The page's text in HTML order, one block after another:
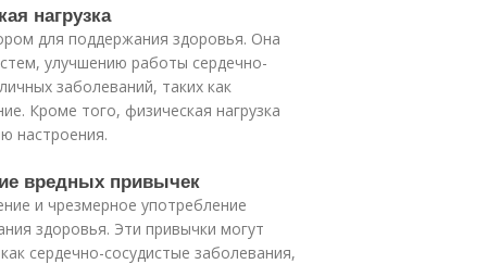
нагрузка
для поддержания здоровья. Она
улучшению работы сердечно-
заболеваний, таких как
Кроме того, физическая нагрузка
настроения.
вредных привычек
и чрезмерное употребление
здоровья. Эти привычки могут
сердечно-сосудистые заболевания,